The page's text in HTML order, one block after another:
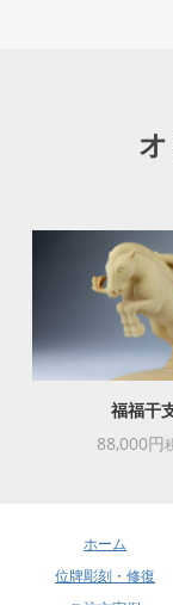
福福干
88,000円
ホーム
位牌彫刻・修復